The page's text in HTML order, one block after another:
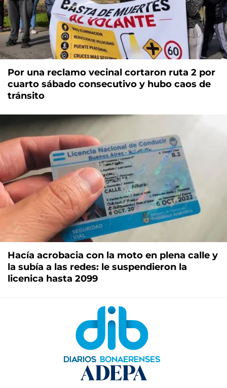
Por una reclamo vecinal cortaron ruta 2 por
cuarto sábado consecutivo y hubo caos de
tránsito
Hacía acrobacia con la moto en plena calle y
la subía a las redes: le suspendieron la
licenica hasta 2099